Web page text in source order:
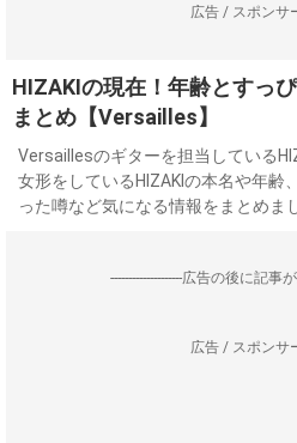
広告 / スポンサ
HIZAKIの現在！年齢とすっ
まとめ【Versailles】
Versaillesのギターを担当している
女形をしているHIZAKIの本名や年齢
った噂など気になる情報をまとめま
--------------------広告の後に記事
広告 / スポンサ